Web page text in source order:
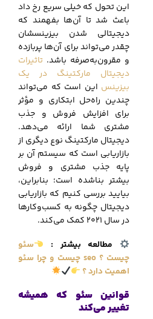
این تحول که خیلی سریع رخ داد
باعث شد تا آن‌ها بفهمند که
دیجیتالی شدن بیزینسشان
چقدر می‌تواند برای آن‌ها پربازده
و مقرون‌به‌صرفه باشد. تاثیرات
دیجیتال مارکتینگ در یک
بیزینس این است که می‌تواند
چندین راه‌حل ابتکاری و مؤثر
برای افزایش فروش و جذب
مشتری شما ارائه می‌دهد.
دیجیتال مارکتینگ نوع دیگری از
بازاریابی است که سیستم آن بر
پایه جذب مشتری و فروش
بیشتر بناشده است؛ بنابراین،
بیایید بررسی کنیم که بازاریابی
دیجیتال چگونه به کسب‌وکارها
در سال 2021 کمک می‌کند.
مطالعه بیشتر :
سئو
چیست ؟ seo چیست و چرا سئو
اهمیت دارد ؟
قوانین سئو که همیشه
تغییر می‌کند